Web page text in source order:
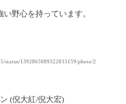
野心を持っています。
status/1392865089322033159/photo/2
(倪大紅/倪大宏)